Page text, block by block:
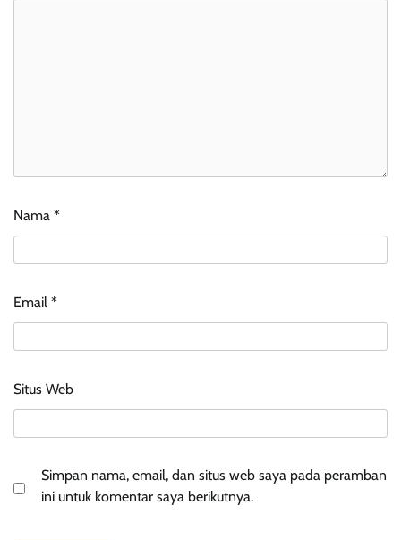
Nama *
Email *
Situs Web
Simpan nama, email, dan situs web saya pada peramban
ini untuk komentar saya berikutnya.